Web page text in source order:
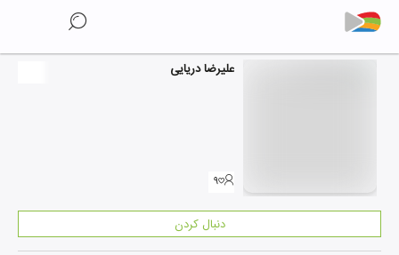
علیرضا دریایی
۹
دنبال کردن